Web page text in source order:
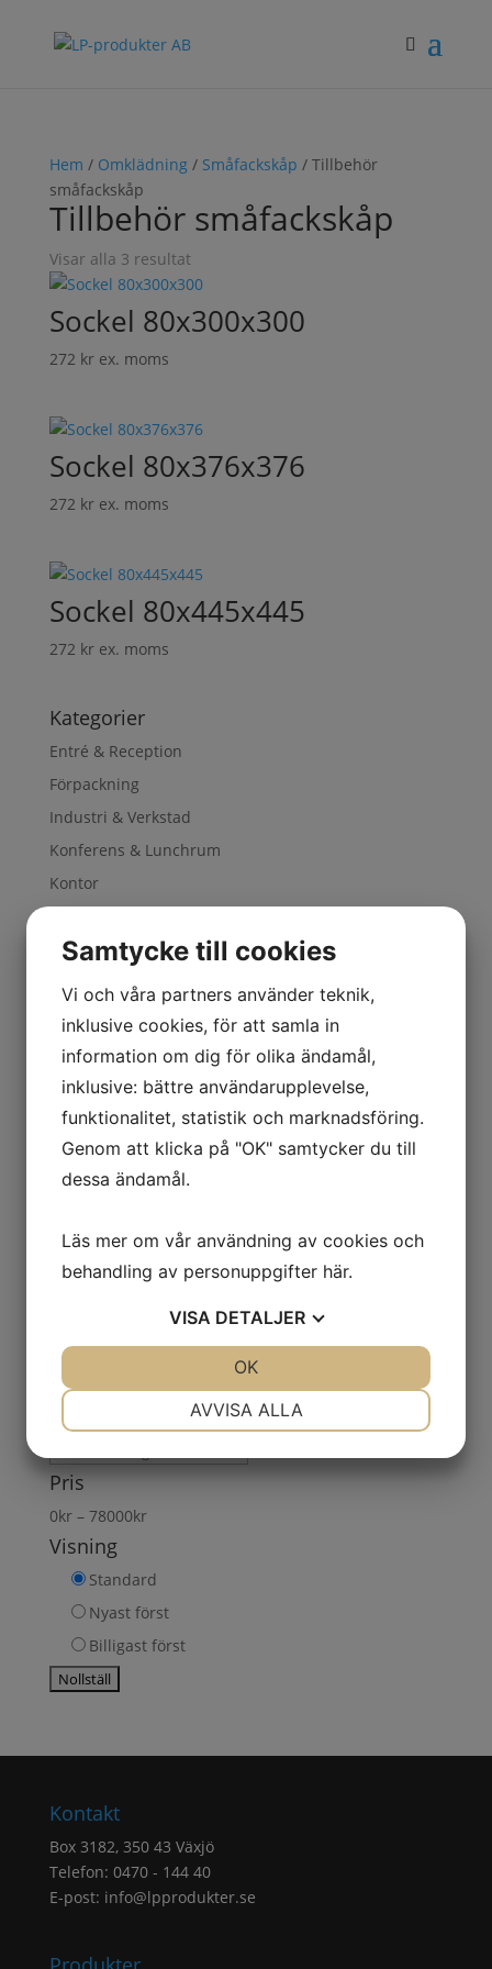
Hem / Omklädning/ Småfackskåp / Tillbehör
småfackskåp
Tillbehör småfackskåp
Visar alla 3 resultat
Sockel 80x300x300
272 kr ex. moms
Sockel 80x376x376
272 kr ex. moms
Sockel 80x445x445
272 kr ex. moms
Kategorier
Entré & Reception
Förpackning
Industri & Verkstad
Konferens & Lunchrum
Kontor
Lyft
Miljöhantering
Omklädning
Klädskåp
Småfackskåp
Laptopskåp
Tillbehör småfackskåp
Tvätthantering
Utomhusmiljö
Sök
produkt
Pris
0kr– 78000kr
Visning
Standard
Nyast först
Billigast först
Kontakt
Box 3182, 350 43 Växjö
Telefon: 0470 - 144 40
E-post: info@lpprodukter.se
Samtycke till cookies
Vi och våra partners använder teknik,
inklusive cookies, för att samla in
information om dig för olika ändamål,
inklusive: bättre användarupplevelse,
funktionalitet, statistik och marknadsföring.
Genom att klicka på "OK" samtycker du till
dessa ändamål.
Läs mer om vår användning av cookies och
behandling av personuppgifter här.
VISA DETALJER
AVVISA ALLA
OK